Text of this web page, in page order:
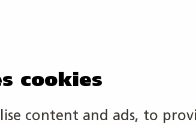
cookies
content and ads, to
lag
om tillhandahållande av digitala
23.9.2020. En del av innehållet
tas bort.